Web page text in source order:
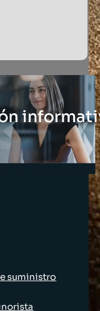
suministro